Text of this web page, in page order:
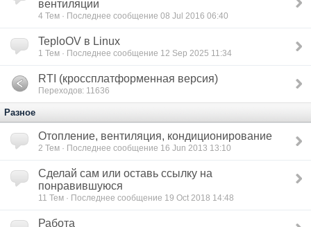
вентиляции
4 Тем · Последнее сообщение 08 Jul 2016 06:40
TeploOV в Linux
1 Тем · Последнее сообщение 12 Sep 2025 11:34
RTI (кроссплатформенная версия)
Переходов: 11636
Разное
Отопление, вентиляция, кондиционирование
2 Тем · Последнее сообщение 16 Jun 2013 13:10
Сделай сам или оставь ссылку на
понравившуюся
11 Тем · Последнее сообщение 19 Oct 2018 14:48
Работа